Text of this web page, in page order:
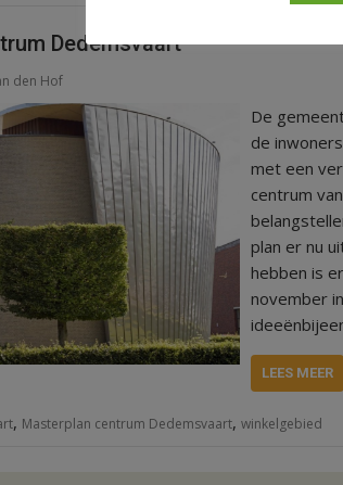
Dedemsvaart
den Hof
De
de
met een
centrum
plan er nu
hebben is
november
LEES MEER
, Masterplan centrum Dedemsvaart, winkelgebied